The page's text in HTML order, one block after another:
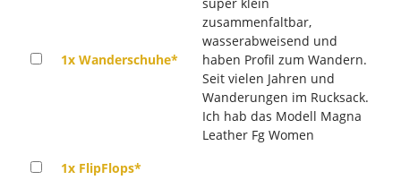
1x Wanderschuhe*
super klein
zusammenfaltbar,
wasserabweisend und
haben Profil zum Wandern.
Seit vielen Jahren und
Wanderungen im Rucksack.
Ich hab das Modell Magna
Leather Fg Women
1x FlipFlops*